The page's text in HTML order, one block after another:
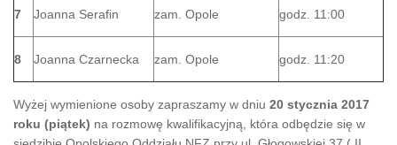
7 Joanna Serafin zam. Opole godz. 11:00
8 Joanna Czarnecka zam. Opole godz. 11:20
Wyżej wymienione osoby zapraszamy w dniu 20 stycznia 2017
roku (piątek) na rozmowę kwalifikacyjną, która odbędzie się w